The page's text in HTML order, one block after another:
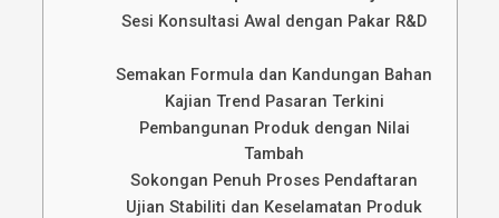
Sesi Konsultasi Awal dengan Pakar R&D
Semakan Formula dan Kandungan Bahan
Kajian Trend Pasaran Terkini
Pembangunan Produk dengan Nilai
Tambah
Sokongan Penuh Proses Pendaftaran
Ujian Stabiliti dan Keselamatan Produk